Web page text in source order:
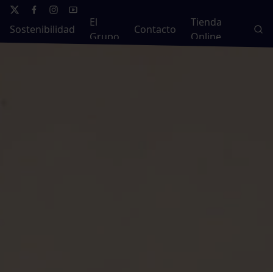
Sostenibilidad
El
Grupo
Contacto
Tienda
Online